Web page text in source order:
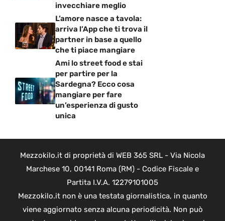
invecchiare meglio
L’amore nasce a tavola:
arriva l’App che ti trova il
partner in base a quello
che ti piace mangiare
Ami lo street food e stai
per partire per la
Sardegna? Ecco cosa
mangiare per fare
un’esperienza di gusto
unica
Mezzokilo.it di proprietà di WEB 365 SRL - Via Nicola
Marchese 10, 00141 Roma (RM) - Codice Fiscale e
Partita I.V.A. 12279101005
Mezzokilo.it non è una testata giornalistica, in quanto
viene aggiornato senza alcuna periodicità. Non può